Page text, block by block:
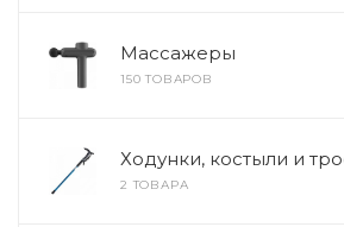
Массажеры
150 ТОВАРОВ
Ходунки, костыли и
2 ТОВАРА